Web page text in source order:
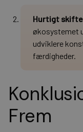
Hurtigt
økosystemet
udviklere
færdigheder.
Frem